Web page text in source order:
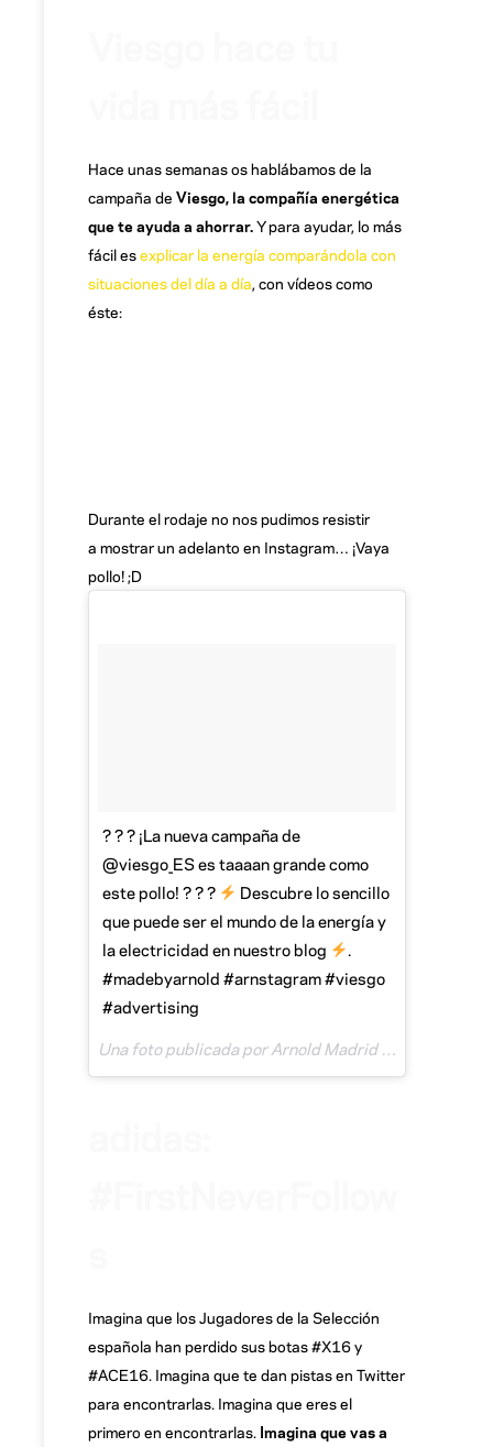
Hace unas semanas os hablábamos de la
campaña de Viesgo, la compañía energética
que te ayuda a ahorrar. Y para ayudar, lo más
fácil esexplicar la energía comparándola con
situaciones del día a día , con vídeos como
éste:
Durante el rodaje no nos pudimos resistir
a mostrar un adelanto en Instagram… ¡Vaya
pollo! ;D
? ? ? ¡La nueva campaña de
@viesgo_ES es taaaan grande como
este pollo! ? ? ?
Descubre lo sencillo
que puede ser el mundo de la energía y
la electricidad en nuestro blog
.
#madebyarnold #arnstagram #viesgo
#advertising
Una foto publicada por Arnold Madrid (@arn_madrid) el
Imagina que los Jugadores de la Selección
española han perdido sus botas #X16 y
#ACE16. Imagina que te dan pistas en Twitter
para encontrarlas. Imagina que eres el
primero en encontrarlas. Imagina que vas a